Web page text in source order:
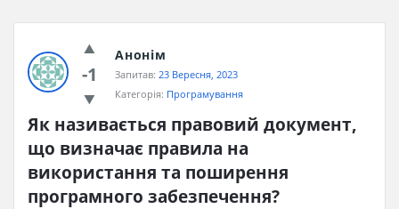
-1
Анонім
Запитав: 23 Вересня, 2023
Категорія: Програмування
Як називається правовий документ,
що визначає правила на
використання та поширення
програмного забезпечення​?